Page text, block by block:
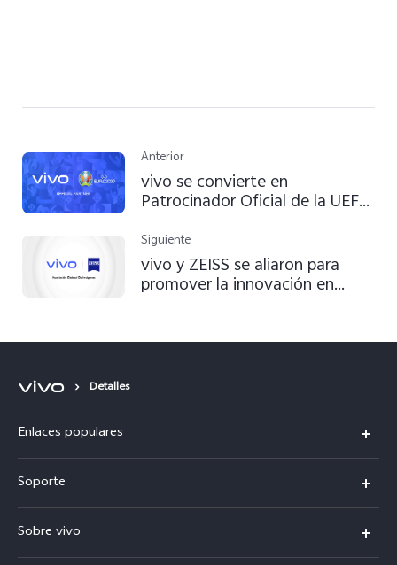
Anterior
vivo se convierte en
Patrocinador Oficial de la UEFA
Siguiente
vivo y ZEISS se aliaron para
promover la innovación en
Detalles
Enlaces populares
V70
V70 FE
Soporte
Centro de servicio
Sobre vivo